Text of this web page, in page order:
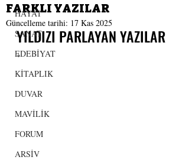
GİRİŞ YAP
HAYAT
SANAT
EDEBİYAT
KİTAPLIK
DUVAR
MAVİLİK
FORUM
ARSİV
FARKLI YAZILAR
Güncelleme tarihi: 17 Kas 2025
YILDIZI PARLAYAN YAZILAR
*